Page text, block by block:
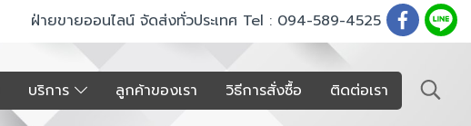
ฝ่ายขายออนไลน์ จัดส่งทั่วประเทศ Tel : 094-589-4525
บริการ ลูกค้าของเรา วิธีการสั่งซื้อ ติดต่อเรา